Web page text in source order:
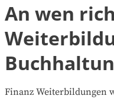
An wen
Finanz Weiterbildungen